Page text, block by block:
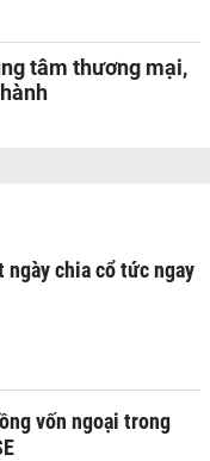
tâm thương mại,
ngày chia cổ tức ngay
vốn ngoại trong